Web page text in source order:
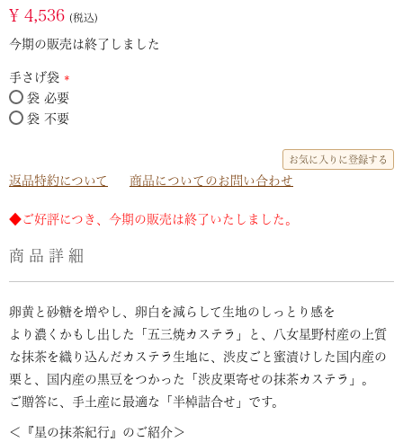
¥ 4,536 税込
今期の販売は終了しました
手さげ袋
(必
須)
袋 必要
袋 不要
お気に入りに登録する
返品特約について 商品についてのお問い合わせ
◆ご好評につき、今期の販売は終了いたしました。
商品詳細
卵黄と砂糖を増やし、卵白を減らして生地のしっとり感を
より濃くかもし出した「五三焼カステラ」と、八女星野村産の上質
な抹茶を織り込んだカステラ生地に、渋皮ごと蜜漬けした国内産の
栗と、国内産の黒豆をつかった「渋皮栗寄せの抹茶カステラ」。
ご贈答に、手土産に最適な「半棹詰合せ」です。
＜『星の抹茶紀行』のご紹介＞